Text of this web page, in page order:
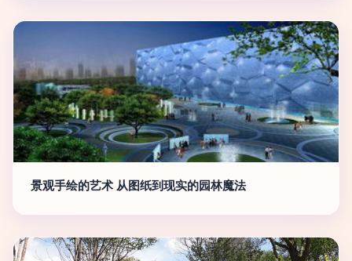
景观手绘的艺术 从图纸到现实的园林魔法